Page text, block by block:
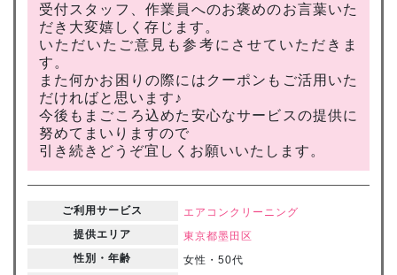
受付スタッフ、作業員へのお褒めのお言葉いた
だき大変嬉しく存じます。
いただいたご意見も参考にさせていただきま
す。
また何かお困りの際にはクーポンもご活用いた
だければと思います♪
今後もまごころ込めた安心なサービスの提供に
努めてまいりますので
引き続きどうぞ宜しくお願いいたします。
ご利用サービス
エアコンクリーニング
提供エリア
東京都墨田区
性別・年齢
女性・50代